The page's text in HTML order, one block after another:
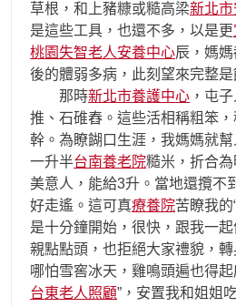
草根，和上豬糠或糙高梁新北
是這些工具，也還不多，以是更
桃園失智老人安養中心辰，媽
後的體弱多病，此刻望來完整是
那時新北市養護中心 ，屯
推、石碓舂。這些活相稱粗笨
幹。為瞭餬口生涯，我媽媽就
一升半台南養老院糙米，折合
美意人，能給3升。當地還攬不
好走遙。這可真療養院苦瞭我
是十分鐘開始，很快，跟我一
親點點頭，也拒絕大家禮貌，轉
哪怕雪窖冰天，雞鳴頭遍也得
台東老人照顧”，安置我和姐姐